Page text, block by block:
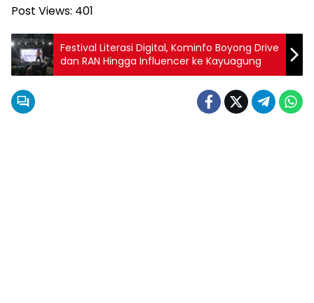
Post Views: 401
Festival Literasi Digital, Kominfo Boyong Drive
dan RAN Hingga Influencer ke Kayuagung